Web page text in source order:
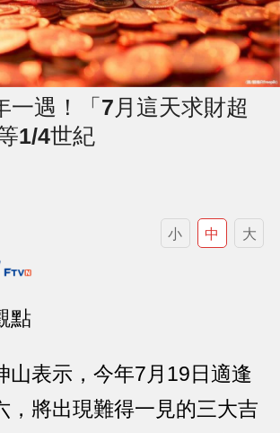
一遇！「7月這天求財超
1/4世紀
小 中 大
點
山表示，今年7月19日適逢
，將出現難得一見的三大吉